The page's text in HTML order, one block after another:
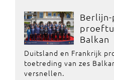
Berlijn-
Balkan
Duitsland en Frankrijk
toetreding van zes
versnellen.